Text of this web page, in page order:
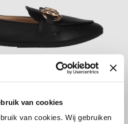
van cookies
van cookies. Wij gebruiken